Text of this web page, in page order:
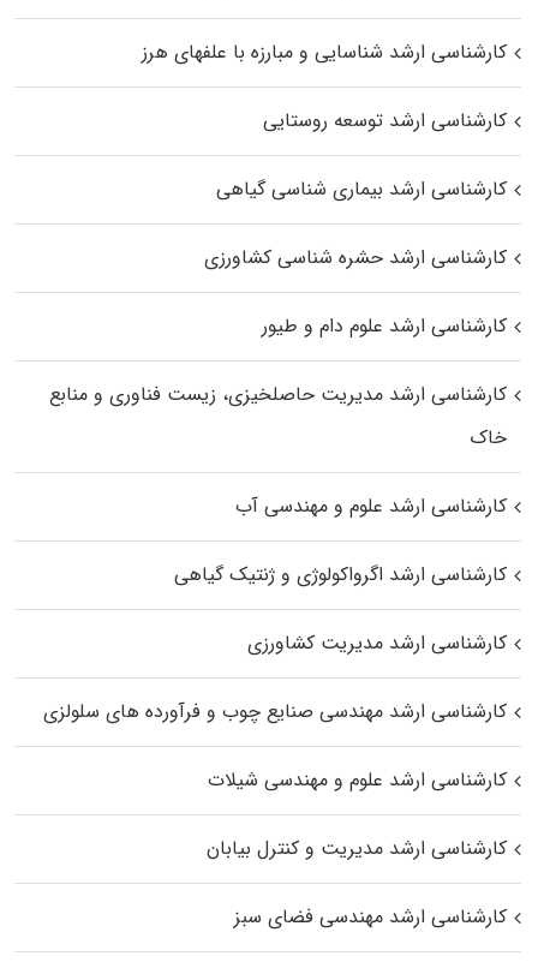
کارشناسی ارشد شناسایی و مبارزه با علفهای هرز
کارشناسی ارشد توسعه روستایی
کارشناسی ارشد بیماری‌ شناسی گیاهی
کارشناسی ارشد حشره‌ شناسی کشاورزی
کارشناسی ارشد علوم دام و طیور
کارشناسی ارشد مدیریت حاصلخیزی، زیست فناوری و منابع
خاک
کارشناسی ارشد علوم و مهندسی آب
کارشناسی ارشد اگرواکولوژی و ژنتیک گیاهی
کارشناسی ارشد مدیریت کشاورزی
کارشناسی ارشد مهندسی صنایع چوب و فرآورده‌ های سلولزی
کارشناسی ارشد علوم و مهندسی شیلات
کارشناسی ارشد مدیریت و کنترل بیابان
کارشناسی ارشد مهندسی فضای سبز